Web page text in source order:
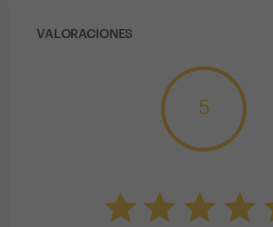
VALORACIONES
5